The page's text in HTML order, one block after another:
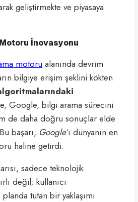
geliştirmekte ve piyasaya
İnovasyonu
motoru alanında devrim
bilgiye erişim şeklini kökten
Google, bilgi arama sürecini
de daha doğru sonuçlar elde
başarı, Google‘ı dünyanın en
haline getirdi.
sadece teknolojik
değil; kullanıcı
tutan bir yaklaşımı